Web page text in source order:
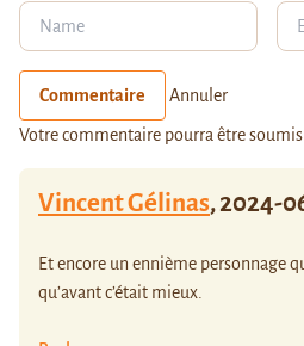
Commentaire Annuler
Votre commentaire pourra être
Vincent Gélinas,2024-
Et encore un ennième personnage
qu’avant c’était mieux.